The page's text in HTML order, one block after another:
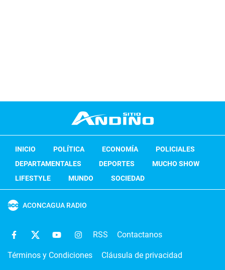
INICIO POLÍTICA ECONOMÍA
POLICIALES
DEPARTAMENTALES
DEPORTES
MUCHO SHOW
LIFESTYLE
MUNDO SOCIEDAD
ACONCAGUA RADIO
RSS Contactanos
Términos y Condiciones Cláusula de privacidad